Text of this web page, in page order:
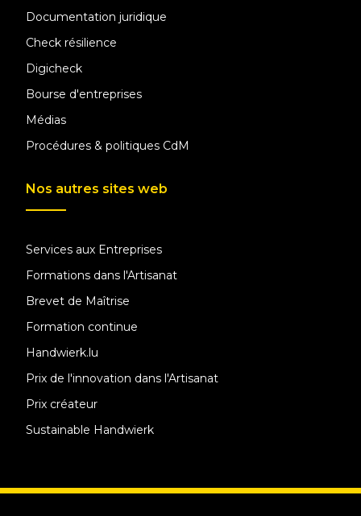
Documentation juridique
Check résilience
Digicheck
Bourse d'entreprises
Médias
Procédures & politiques CdM
Nos autres sites web
Services aux Entreprises
Formations dans l'Artisanat
Brevet de Maîtrise
Formation continue
Handwierk.lu
Prix de l'innovation dans l'Artisanat
Prix créateur
Sustainable Handwierk